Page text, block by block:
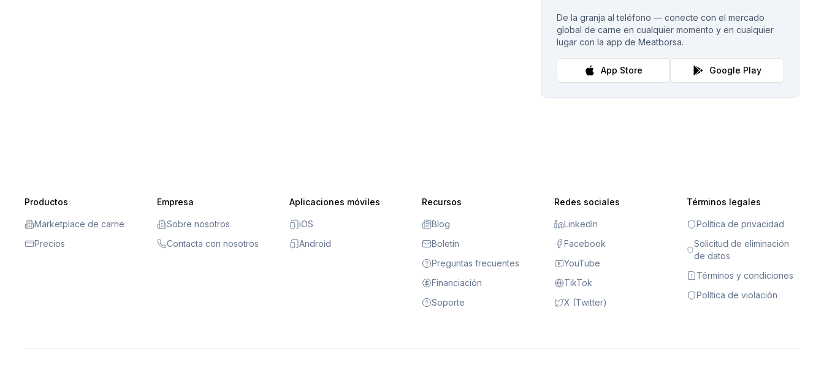
De la granja al teléfono — conecte con el mercado
global de carne en cualquier momento y en cualquier
lugar con la app de Meatborsa.
App Store Google Play
Productos
Marketplace de carne
Precios
Empresa
Sobre nosotros
Contacta con nosotros
Aplicaciones móviles
iOS
Android
Recursos
Blog
Boletín
Preguntas frecuentes
Financiación
Soporte
Redes sociales
LinkedIn
Facebook
YouTube
TikTok
X (Twitter)
Términos legales
Política de privacidad
Solicitud de eliminación
de datos
Términos y condiciones
Política de violación